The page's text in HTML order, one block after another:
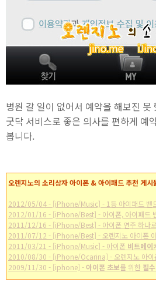
병원 갈 일이 없어서 예약을 해보진 못
굿닥 서비스로 좋은 의사를 편하게 예
봅니다.
오렌지노의 소리상자 아이폰 & 아이패드 추천 게시
2012/05/04 - [iPhone/Music] - 1등 아이패드
2012/01/16 - [iPhone/Best] - 아이폰, 아이패드
2011/12/16 - [iPhone/Best] - 아이폰 연주 하나
2011/07/12 - [iPhone/Best] - 오렌지노 아이폰 아
2011/03/21 - [iPhone/Music] - 아이폰 비트메이
2010/08/30 - [iPhone/Ocarina] - 오렌지노 아이
2009/11/30 - [iphone] -아이폰 초보를 위한 필